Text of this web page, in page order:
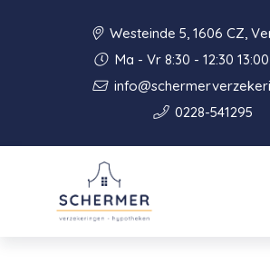
Westeinde 5, 1606 CZ,
Ma - Vr 8:30 - 12:30
0228-541295